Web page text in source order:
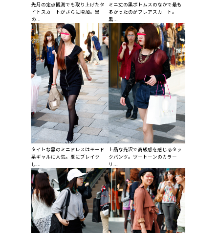
先月の定点観測でも取り上げたタ
イトスカートがさらに増加。黒
の...
ミニ丈の黒ボトムスのなかで最も
多かったのがフレアスカート。
黒...
タイトな黒のミニドレスはモード
系ギャルに人気。夏にブレイク
し...
上品な光沢で高級感を感じるタッ
クパンツ。ツートーンのカラー
リ...